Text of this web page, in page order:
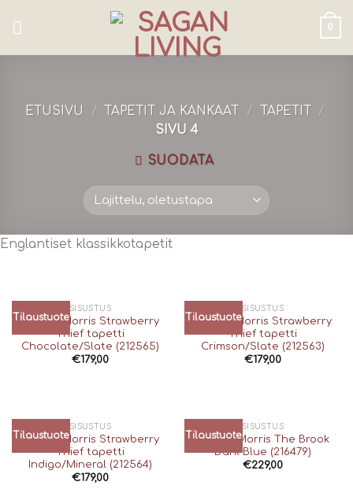
0
ETUSIVU / TAPETIT JA KANKAAT / TAPETIT
/
SIVU 4
SUODATA
Englantiset klassikkotapetit
Tilaustuote
SISUSTUS
William Morris Strawberry
Thief tapetti
Chocolate/Slate (212565)
€179,00
Tilaustuote
SISUSTUS
William Morris Strawberry
Thief tapetti
Crimson/Slate (212563)
€179,00
Tilaustuote
SISUSTUS
William Morris Strawberry
Thief tapetti
Indigo/Mineral (212564)
€179,00
Tilaustuote
SISUSTUS
William Morris The Brook
Dark Blue (216479)
€229,00